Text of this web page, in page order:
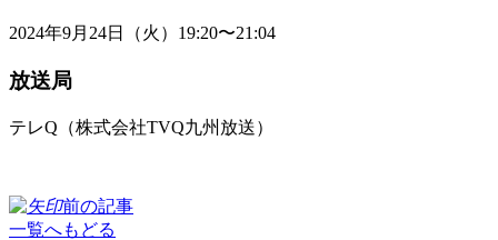
2024年9月24日（火）19:20〜21:04
放送局
テレQ（株式会社TVQ九州放送）
前の記事
一覧へもどる